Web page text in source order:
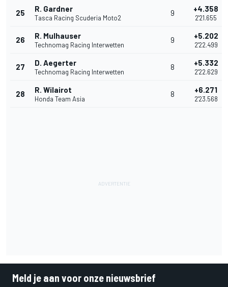
25 R. Gardner
Tasca Racing Scuderia Moto2
9 +4.358
2'21.655
26 R. Mulhauser
Technomag Racing Interwetten
9 +5.202
2'22.499
27 D. Aegerter
Technomag Racing Interwetten
8 +5.332
2'22.629
28 R. Wilairot
Honda Team Asia
8 +6.271
2'23.568
Meld je aan voor onze nieuwsbrief